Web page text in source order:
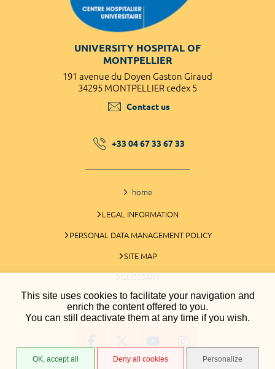
This site uses cookies to facilitate your navigation and
enrich the content offered to you.
You can still deactivate them at any time if you wish.
OK, accept all Deny all cookies Personalize
UNIVERSITY HOSPITAL OF
MONTPELLIER
191 avenue du Doyen Gaston Giraud
34295 MONTPELLIER cedex 5
Contact us
+33 04 67 33 67 33
home
LEGAL INFORMATION
PERSONAL DATA MANAGEMENT POLICY
SITE MAP
GLOSSARY
COOKIES MANAGEMENT